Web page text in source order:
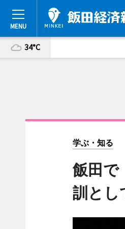
34°C
学ぶ・知る
飯田で
訓とし